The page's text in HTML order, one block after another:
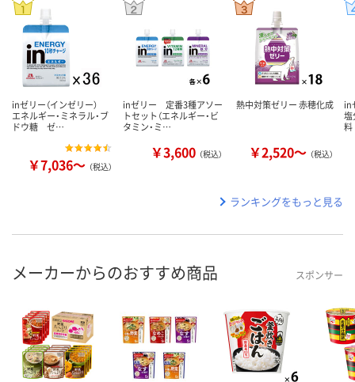
inゼリー（インゼリー）
エネルギー・ミネラル・ブ
ドウ糖 ゼ…
￥7,036～ （税込）
inゼリー 定番3種アソー
トセット（エネルギー・ビ
タミン・ミ…
￥3,600 （税込）
熱中対策ゼリー 赤穂化成
￥2,520～ （税込）
in
ランキングをもっと見る
メーカーからのおすすめ商品 スポンサー